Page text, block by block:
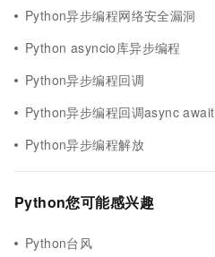
Python异步编程网络安全漏洞
Python asyncio库异步编程
Python异步编程回调
Python异步编程回调async await
Python异步编程解放
Python您可能感兴趣
Python台风